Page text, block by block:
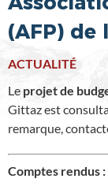
(AFP) de
ACTUALITÉ
Le projet de
Gittaz est
remarque,
Comptes rendus :